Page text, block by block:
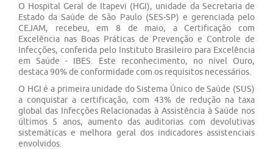
O Hospital Geral de Itapevi (HGI), unidade da Secretaria de
Estado da Saúde de São Paulo (SES-SP) e gerenciada pelo
CEJAM, recebeu, em 8 de maio, a Certificação com
Excelência nas Boas Práticas de Prevenção e Controle de
Infecções, conferida pelo Instituto Brasileiro para Excelência
em Saúde - IBES. Este reconhecimento, no nível Ouro,
destaca 90% de conformidade com os requisitos necessários.
O HGI é a primeira unidade do Sistema Único de Saúde (SUS)
a conquistar a certificação, com 43% de redução na taxa
global das Infecções Relacionadas à Assistência à Saúde nos
últimos 5 anos, aumento das auditorias com devolutivas
sistemáticas e melhora geral dos indicadores assistenciais
envolvidos.